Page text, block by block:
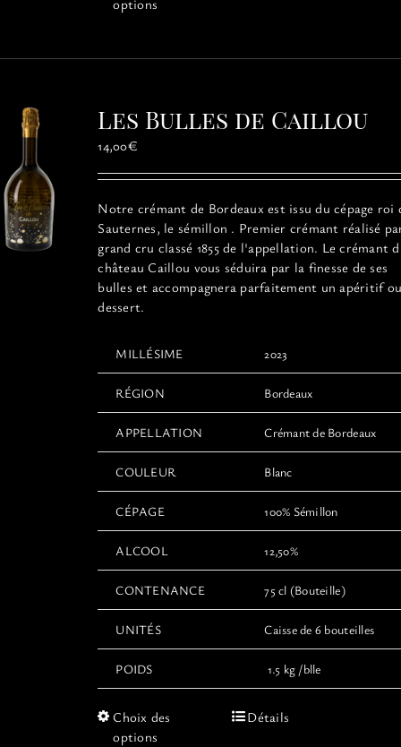
options
variations.
peuvent
sur
la
page
du
produit
Les Bulles de Caillou
14,00€
Notre crémant de Bordeaux est issu du cépage roi
Sauternes, le sémillon . Premier crémant réalisé
grand cru classé 1855 de l'appellation. Le crémant
château Caillou vous séduira par la finesse de ses
bulles et accompagnera parfaitement un apéritif
dessert.
MILLÉSIME 2023
RÉGION Bordeaux
APPELLATION Crémant de Bordeaux
COULEUR Blanc
CÉPAGE 100% Sémillon
ALCOOL 12,50%
CONTENANCE 75 cl (Bouteille)
UNITÉS Caisse de 6 bouteilles
POIDS 1.5 kg /blle
Choix des
options
CeDétails